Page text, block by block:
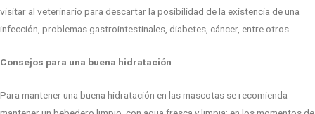
visitar al veterinario para descartar la posibilidad de la existencia de una
infección, problemas gastrointestinales, diabetes, cáncer, entre otros.
Consejos para una buena hidratación
Para mantener una buena hidratación en las mascotas se recomienda